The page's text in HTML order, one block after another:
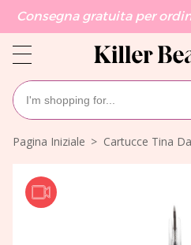
Consegna gratuita per
Pagina Iniziale Cartucce Tina